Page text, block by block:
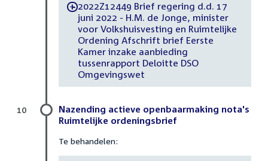
-2022Z12449 Brief regering d.d. 17
juni 2022 - H.M. de Jonge, minister
voor Volkshuisvesting en Ruimtelijke
Ordening Afschrift brief Eerste
Kamer inzake aanbieding
tussenrapport Deloitte DSO
Omgevingswet
Nazending actieve openbaarmaking nota's
Ruimtelijke ordeningsbrief
Te behandelen:
10